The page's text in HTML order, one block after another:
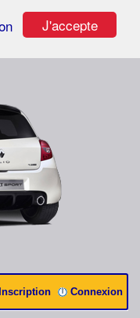
J'accepte
Connexion
Inscription